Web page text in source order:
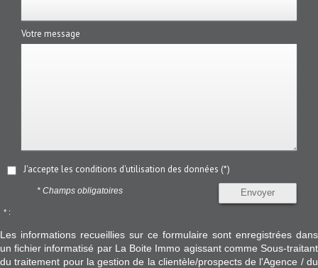
Votre message
J'accepte les conditions d'utilisation des données (*)
Envoyer
* Champs obligatoires
* :
Les informations recueillies sur ce formulaire sont enregistrées dans
un fichier informatisé par La Boite Immo agissant comme Sous-traitant
du traitement pour la gestion de la clientèle/prospects de l'Agence / du